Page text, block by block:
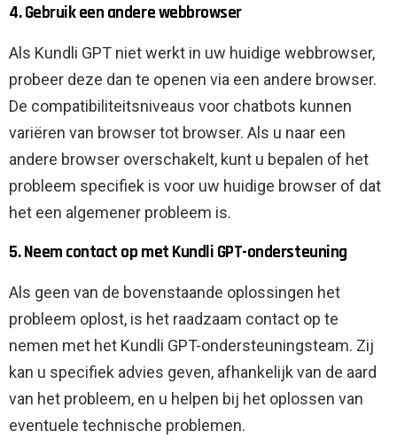
4. Gebruik een andere webbrowser
Als Kundli GPT niet werkt in uw huidige webbrowser,
probeer deze dan te openen via een andere browser.
De compatibiliteitsniveaus voor chatbots kunnen
variëren van browser tot browser. Als u naar een
andere browser overschakelt, kunt u bepalen of het
probleem specifiek is voor uw huidige browser of dat
het een algemener probleem is.
5. Neem contact op met Kundli GPT-ondersteuning
Als geen van de bovenstaande oplossingen het
probleem oplost, is het raadzaam contact op te
nemen met het Kundli GPT-ondersteuningsteam. Zij
kan u specifiek advies geven, afhankelijk van de aard
van het probleem, en u helpen bij het oplossen van
eventuele technische problemen.